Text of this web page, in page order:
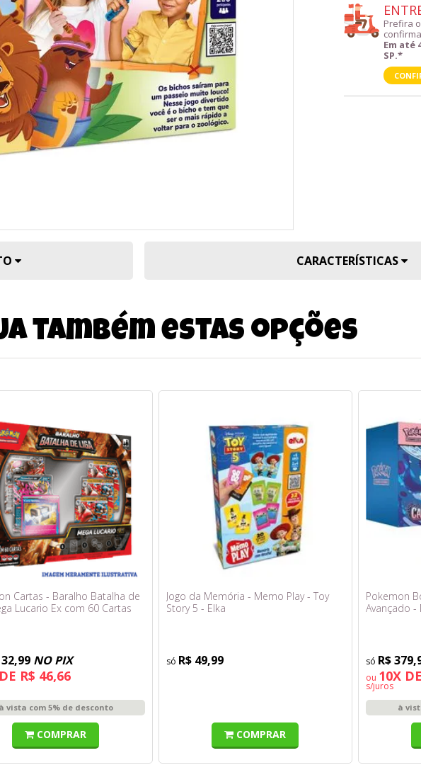
Prefira o
Em até
SP.*
CARACTERÍSTICAS
também estas opções
Cartas - Baralho Batalha de
Lucario Ex com 60 Cartas
NO PIX
R$ 46,66
vista com 5% de desconto
COMPRAR
Jogo da Memória - Memo Play - Toy
Story 5 - Elka
R$ 49,99
COMPRAR
Pokemon
Avançado -
R$
ou 10X
s/juros
à